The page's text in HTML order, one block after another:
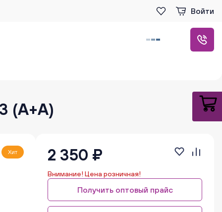
Войти
(А+А)
Хит 2 350 ₽
Внимание! Цена розничная!
Получить оптовый прайс